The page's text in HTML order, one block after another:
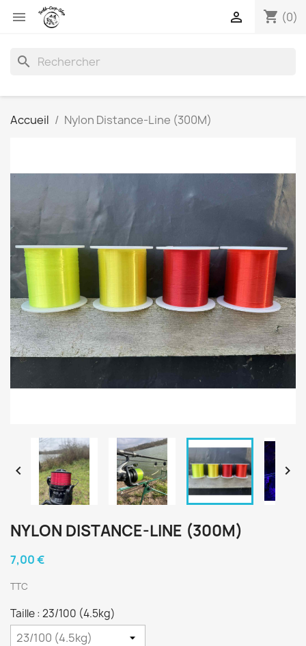
 shopping_cart (0)

search
Accueil Nylon Distance-Line (300M)
 
NYLON DISTANCE-LINE (300M)
7,00 €
TTC
Taille : 23/100 (4.5kg)